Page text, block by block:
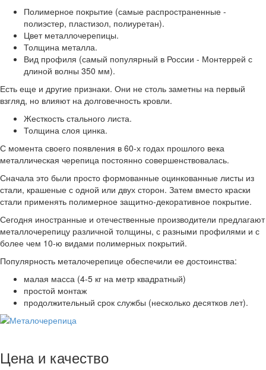
Полимерное покрытие (самые распространенные -
полиэстер, пластизол, полиуретан).
Цвет металлочерепицы.
Толщина металла.
Вид профиля (самый популярный в России - Монтеррей с
длиной волны 350 мм).
Есть еще и другие признаки. Они не столь заметны на первый
взгляд, но влияют на долговечность кровли.
Жесткость стального листа.
Толщина слоя цинка.
С момента своего появления в 60-х годах прошлого века
металлическая черепица постоянно совершенствовалась.
Сначала это были просто формованные оцинкованные листы из
стали, крашеные с одной или двух сторон. Затем вместо краски
стали применять полимерное защитно-декоративное покрытие.
Сегодня иностранные и отечественные производители предлагают
металлочерепицу различной толщины, с разными профилями и с
более чем 10-ю видами полимерных покрытий.
Популярность металочерепице обеспечили ее достоинства:
малая масса (4-5 кг на метр квадратный)
простой монтаж
продолжительный срок службы (несколько десятков лет).
Цена и качество